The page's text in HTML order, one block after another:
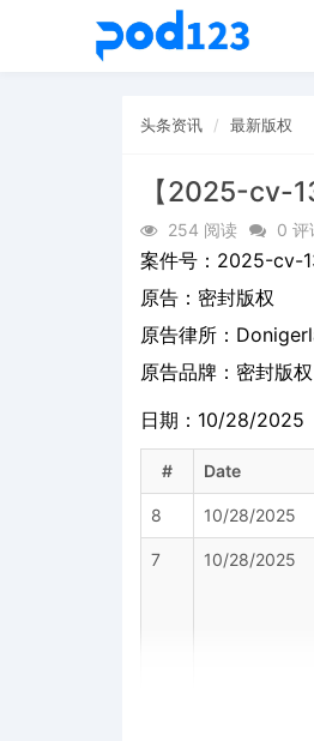
头条资讯 最新版权
【2025-cv-
254 阅读 0 评
案件号： 2025-cv-
原告： 密封版权
原告律所：
原告品牌： 密封版权
日期：10/28/2025
# Date
8 10/28/2025
7 10/28/2025